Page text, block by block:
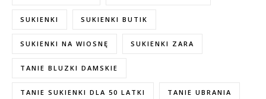
SUKIENKI SUKIENKI BUTIK
SUKIENKI NA WIOSNĘ SUKIENKI ZARA
TANIE BLUZKI DAMSKIE
TANIE SUKIENKI DLA 50 LATKI TANIE UBRANIA